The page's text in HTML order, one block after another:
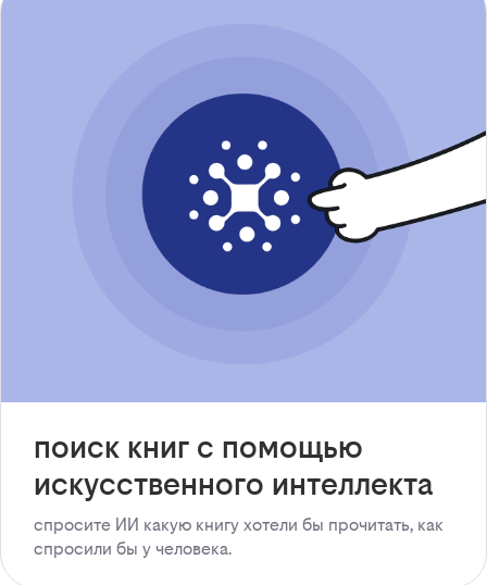
поиск книг с помощью
искусственного интеллекта
спросите ИИ какую книгу хотели бы прочитать, как
спросили бы у человека.